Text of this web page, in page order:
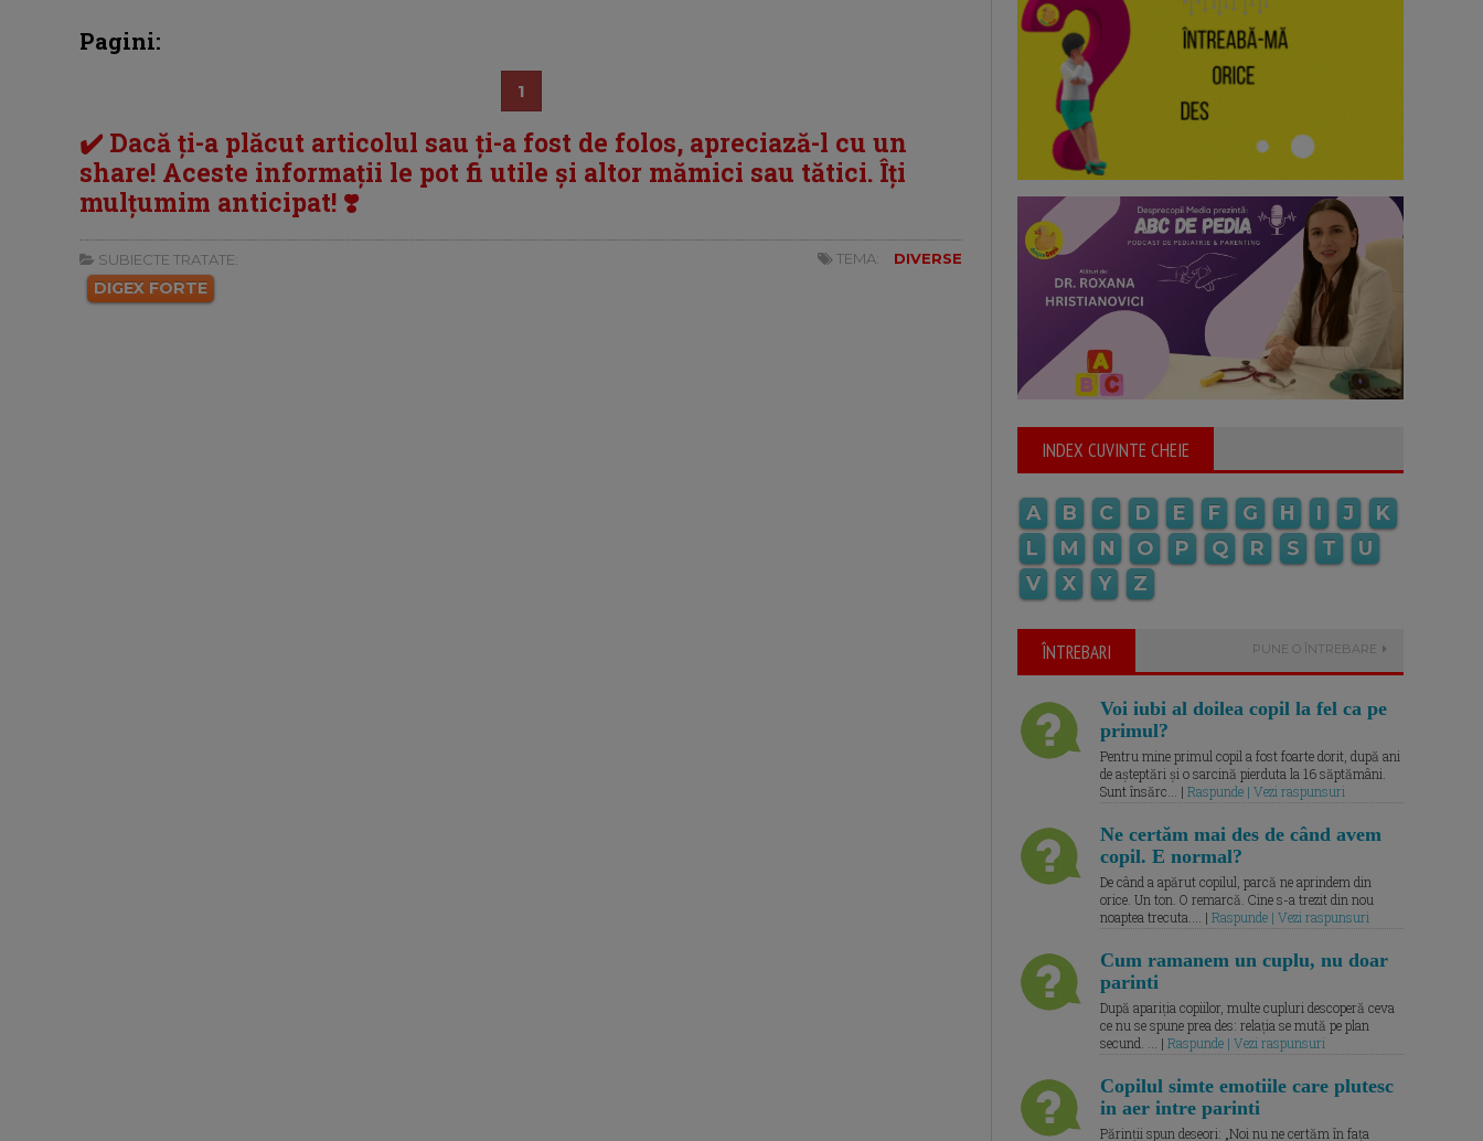
Pagini:
1
✔️ Dacă ți-a plăcut articolul sau ți-a fost de folos, apreciază-l cu un
share! Aceste informații le pot fi utile și altor mămici sau tătici. Îți
mulțumim anticipat! ❣️
SUBIECTE TRATATE:
DIGEX FORTE
TEMA: DIVERSE
INDEX CUVINTE CHEIE
A B C D E F G H I J
K
L
M N O P Q R S T
U
V
X Y Z
ÎNTREBARI PUNE O ÎNTREBARE
Voi iubi al doilea copil la fel ca pe
primul?
Pentru mine primul copil a fost foarte dorit, după ani
de așteptări și o sarcină pierduta la 16 săptămâni.
Sunt însărc... | Raspunde | Vezi raspunsuri
Ne certăm mai des de când avem
copil. E normal?
De când a apărut copilul, parcă ne aprindem din
orice. Un ton. O remarcă. Cine s-a trezit din nou
noaptea trecuta.... | Raspunde | Vezi raspunsuri
Cum ramanem un cuplu, nu doar
parinti
După apariția copiilor, multe cupluri descoperă ceva
ce nu se spune prea des: relația se mută pe plan
secund. ... | Raspunde | Vezi raspunsuri
Copilul simte emotiile care plutesc
in aer intre parinti
Părinții spun deseori: „Noi nu ne certăm în fața